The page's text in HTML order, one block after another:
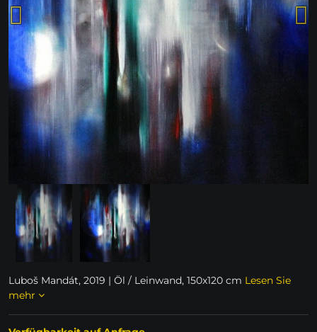
Luboš Mandát, 2019 | Öl / Leinwand, 150x120 cm Lesen Sie
mehr